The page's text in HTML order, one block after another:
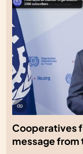
Cooperatives
message from